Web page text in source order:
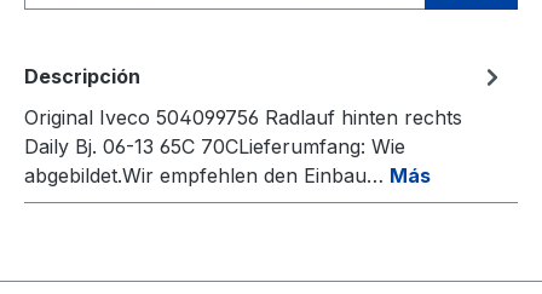
Descripción
Original Iveco 504099756 Radlauf hinten rechts
Daily Bj. 06-13 65C 70CLieferumfang: Wie
abgebildet.Wir empfehlen den Einbau… Más